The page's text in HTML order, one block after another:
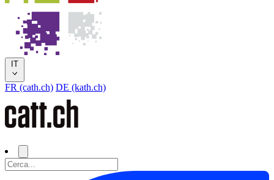
IT
FR (cath.ch) DE (kath.ch)